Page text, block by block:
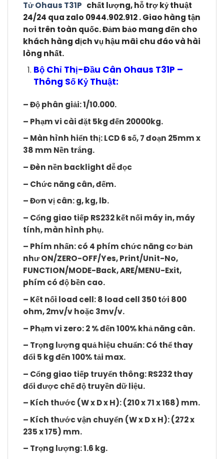
Tử Ohaus T31P chất lượng, hỗ trợ kỷ thuật
24/24 qua zalo 0944.902.912 . Giao hàng tận
nơi trên toàn quốc. Đảm bảo mang đến cho
khách hàng dịch vụ hậu mãi chu đáo và hài
lòng nhất.
Bộ Chỉ Thị-Đầu Cân Ohaus T31P –
Thông Số Kỷ Thuật:
– Độ phân giải: 1/10.000.
– Phạm vi cài đặt 5kg đến 20000kg.
– Màn hình hiển thị: LCD 6 số, 7 đoạn 25mm x
38 mm Nền trắng.
– Đèn nền backlight dễ đọc
– Chức năng cân, đếm.
– Đơn vị cân: g, kg, lb.
– Cổng giao tiếp RS232 kết nối máy in, máy
tính, màn hình phụ.
– Phím nhấn: có 4 phím chức năng cơ bản
như ON/ZERO-OFF/Yes, Print/Unit-No,
FUNCTION/MODE-Back, ARE/MENU-Exit,
phím có độ bền cao.
– Kết nối load cell: 8 load cell 350 tới 800
ohm, 2mv/v hoặc 3mv/v.
– Phạm vi zero: 2 % đến 100% khả năng cân.
– Trọng lượng quả hiệu chuẩn: Có thể thay
đổi 5 kg đến 100% tải max.
– Cổng giao tiếp truyển thông: RS232 thay
đổi được chế độ truyền dữ liệu.
– Kích thước (W x D x H): (210 x 71 x 168) mm.
– Kích thước vận chuyển (W x D x H): (272 x
235 x 175) mm.
– Trọng lượng: 1.6 kg.